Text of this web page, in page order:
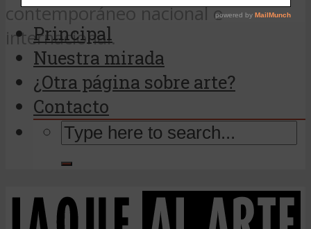
contemporáneo nacional e
internacional.
Principal
Nuestra mirada
¿Otra página sobre arte?
Contacto